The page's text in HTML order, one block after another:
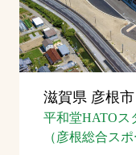
滋賀県 彦根市
平和堂HATOス
（彦根総合ス